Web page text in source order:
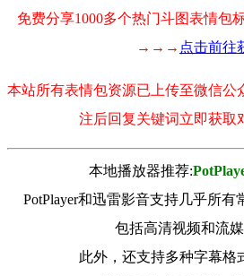
免费分享1000多个热门斗图表情
→→→ 点击前往
本站所有表情包资源已上传至微信公
注后回复关键词立即获取
本地播放器推荐:
PotPlayer和迅雷影音支持几乎所
包括高清视频和流
此外，还支持多种字幕格